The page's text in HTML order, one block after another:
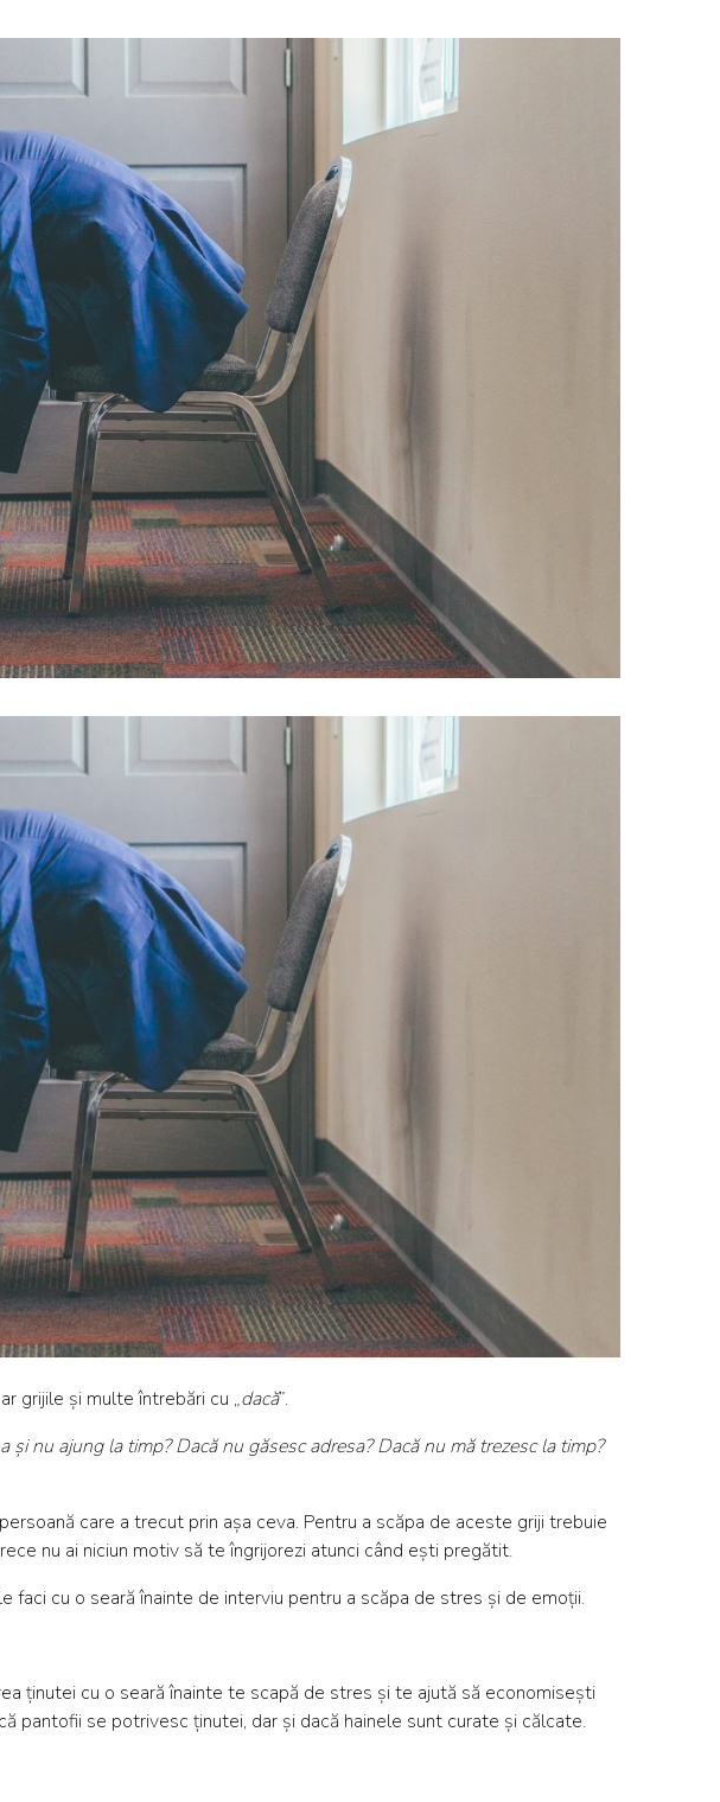
grijile și multe întrebări cu „dacă”.
nu ajung la timp? Dacă nu găsesc adresa? Dacă nu mă trezesc la timp?
care a trecut prin așa ceva. Pentru a scăpa de aceste griji trebuie
nu ai niciun motiv să te îngrijorezi atunci când ești pregătit.
faci cu o seară înainte de interviu pentru a scăpa de stres și de emoții.
ținutei cu o seară înainte te scapă de stres și te ajută să economisești
pantofii se potrivesc ținutei, dar și dacă hainele sunt curate și călcate.